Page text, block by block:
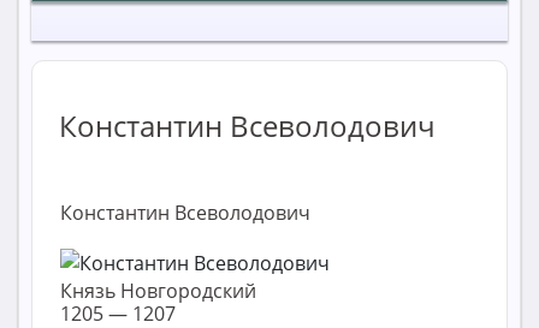
Константин Всеволодович
Константин Всеволодович
Князь Новгородский
1205 — 1207